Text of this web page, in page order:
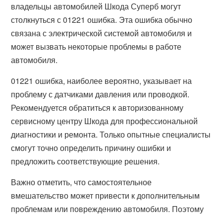
владельцы автомобилей Шкода Суперб могут
столкнуться с 01221 ошибка. Эта ошибка обычно
связана с электрической системой автомобиля и
может вызвать некоторые проблемы в работе
автомобиля.
01221 ошибка, наиболее вероятно, указывает на
проблему с датчиками давления или проводкой.
Рекомендуется обратиться к авторизованному
сервисному центру Шкода для профессиональной
диагностики и ремонта. Только опытные специалисты
смогут точно определить причину ошибки и
предложить соответствующие решения.
Важно отметить, что самостоятельное
вмешательство может привести к дополнительным
проблемам или повреждению автомобиля. Поэтому